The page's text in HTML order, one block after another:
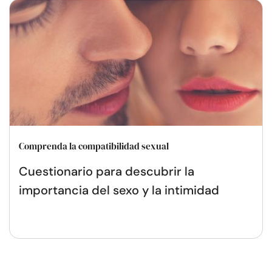
Comprenda la compatibilidad sexual
Cuestionario para descubrir la
importancia del sexo y la intimidad